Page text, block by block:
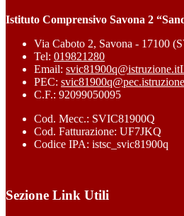
Istituto Comprensivo Savona 2
Via Caboto 2, Savona - 17100
Tel: 019821280
Email: svic81900q@istruzione.it
PEC:
C.F.: 92099050095
Cod. Mecc.: SVIC81900Q
Cod. Fatturazione: UF7JKQ
Codice IPA: istsc_svic81900q
Sezione Link Utili